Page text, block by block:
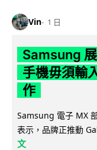
Vin 1 日
Samsung
手機毋須輸
作
Samsung 電子 MX
表示，品牌正推動
文